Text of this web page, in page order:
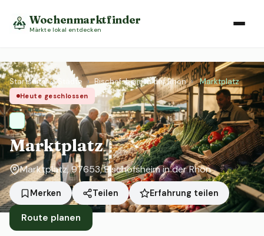
Wochenmarktfinder
Märkte lokal entdecken
Startseite › Städte › Bischofsheim in der Rhön › Marktplatz
Heute geschlossen
Marktplatz
Marktplatz, 97653, Bischofsheim in der Rhön
Merken Teilen Erfahrung teilen
Route planen